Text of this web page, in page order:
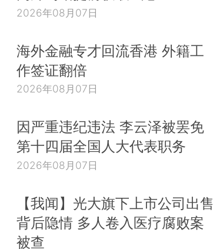
2026年08月07日
海外金融专才回流香港 外籍工
作签证翻倍
2026年08月07日
因严重违纪违法 李云泽被罢免
第十四届全国人大代表职务
2026年08月07日
【我闻】光大旗下上市公司出售
背后隐情 多人卷入医疗腐败案
被查